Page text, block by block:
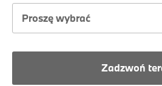
Proszę wybrać
Zadzwoń